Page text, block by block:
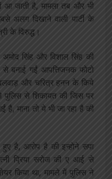
आ जाती है, मामला तब और भी
अलग दिखाने वाली पार्टी के
के विरुद्ध।
सिंह और विशाल सिंह की
से बनाई गईं आपत्तिजनक फोटो
और चरित्र हनन के किये
पुलिस से शिकायत की जिस पर
है, माना तो ये भी जा रहा है की
है, आरोप है की इन्होने सपा
प्रिया सरोज की ए आई से
किया था, मामले में पुलिस ने